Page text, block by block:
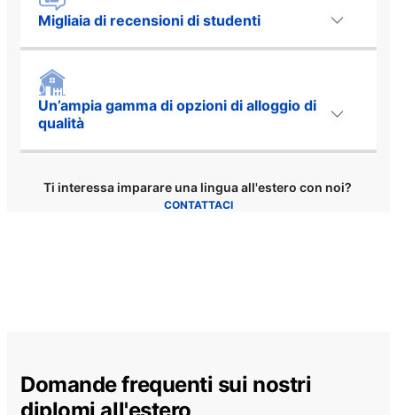
Migliaia di recensioni di studenti
Un’ampia gamma di opzioni di alloggio di
qualità
Ti interessa imparare una lingua all'estero con noi?
CONTATTACI
Domande frequenti sui nostri